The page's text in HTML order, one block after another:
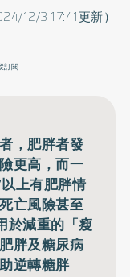
12/3 17:41更新）
訂閱
，肥胖者發
更高，而一
上有肥胖情
亡風險甚至
於減重的「瘦
胖及糖尿病
逆轉糖胖